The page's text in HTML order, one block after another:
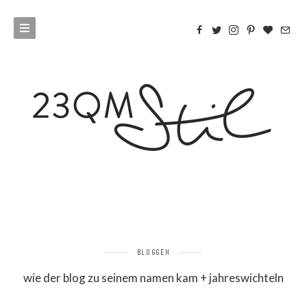
BLOGGEN
wie der blog zu seinem namen kam + jahreswichteln